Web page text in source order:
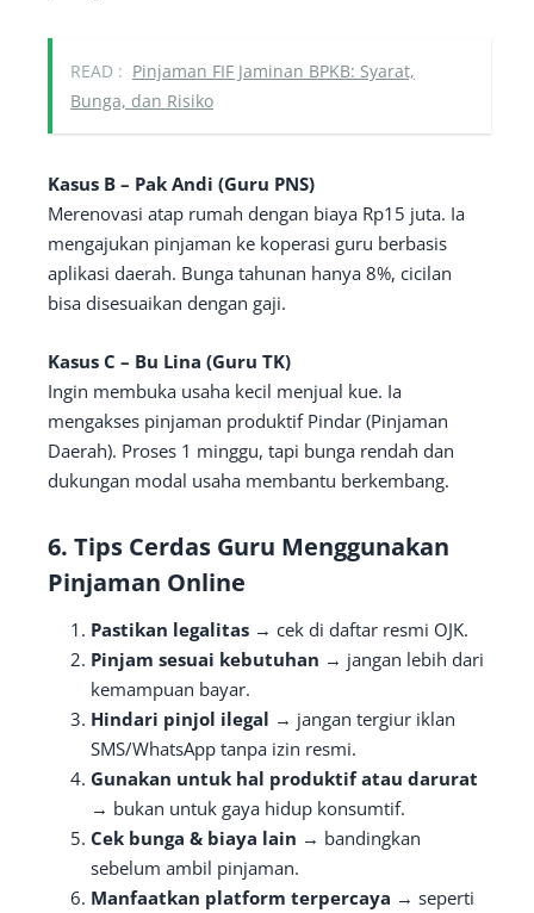
READ : Pinjaman FIF Jaminan BPKB: Syarat,
Bunga, dan Risiko
Kasus B – Pak Andi (Guru PNS)
Merenovasi atap rumah dengan biaya Rp15 juta. Ia
mengajukan pinjaman ke koperasi guru berbasis
aplikasi daerah. Bunga tahunan hanya 8%, cicilan
bisa disesuaikan dengan gaji.
Kasus C – Bu Lina (Guru TK)
Ingin membuka usaha kecil menjual kue. Ia
mengakses pinjaman produktif Pindar (Pinjaman
Daerah). Proses 1 minggu, tapi bunga rendah dan
dukungan modal usaha membantu berkembang.
6. Tips Cerdas Guru Menggunakan
Pinjaman Online
Pastikan legalitas → cek di daftar resmi OJK.
Pinjam sesuai kebutuhan → jangan lebih dari
kemampuan bayar.
Hindari pinjol ilegal → jangan tergiur iklan
SMS/WhatsApp tanpa izin resmi.
Gunakan untuk hal produktif atau darurat
→ bukan untuk gaya hidup konsumtif.
Cek bunga & biaya lain → bandingkan
sebelum ambil pinjaman.
Manfaatkan platform terpercaya → seperti